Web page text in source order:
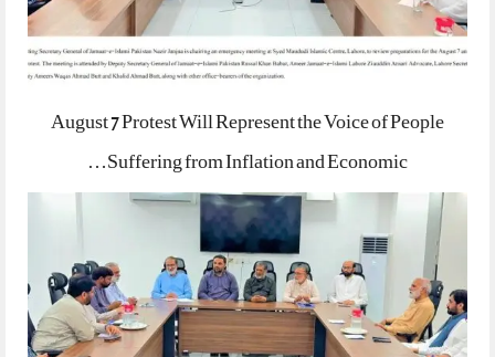
August 7 Protest Will Represent the Voice of People
Suffering from Inflation and Economic…